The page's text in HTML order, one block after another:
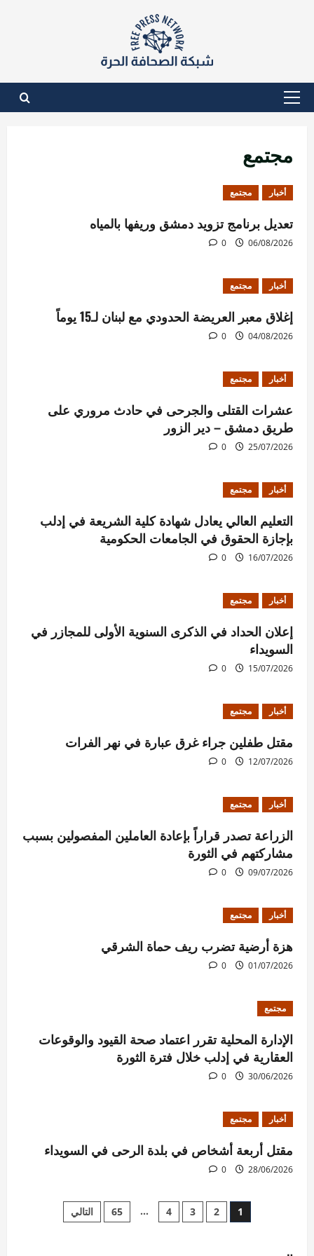
القائمة
مجتمع
أخبار مجتمع
تعديل برنامج تزويد دمشق وريفها بالمياه
06/08/2026
0
أخبار مجتمع
إغلاق معبر العريضة الحدودي مع لبنان لـ15 يوماً
04/08/2026
0
أخبار مجتمع
عشرات القتلى والجرحى في حادث مروري على
طريق دمشق – دير الزور
25/07/2026
0
أخبار مجتمع
التعليم العالي يعادل شهادة كلية الشريعة في إدلب
بإجازة الحقوق في الجامعات الحكومية
16/07/2026
0
أخبار مجتمع
إعلان الحداد في الذكرى السنوية الأولى للمجازر في
السويداء
15/07/2026
0
أخبار مجتمع
مقتل طفلين جراء غرق عبارة في نهر الفرات
12/07/2026
0
أخبار مجتمع
الزراعة تصدر قراراً بإعادة العاملين المفصولين بسبب
مشاركتهم في الثورة
09/07/2026
0
أخبار مجتمع
هزة أرضية تضرب ريف حماة الشرقي
01/07/2026
0
مجتمع
الإدارة المحلية تقرر اعتماد صحة القيود والوقوعات
العقارية في إدلب خلال فترة الثورة
30/06/2026
0
أخبار مجتمع
مقتل أربعة أشخاص في بلدة الرحى في السويداء
28/06/2026
0
Posts
1
2
3
4
…
65 التالي